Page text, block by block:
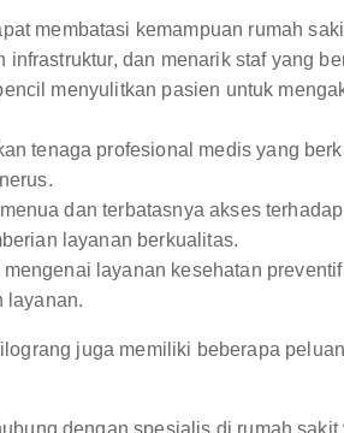
membatasi kemampuan rumah
dan menarik staf yang
menyulitkan pasien untuk
tenaga profesional medis yang
dan terbatasnya akses
layanan berkualitas.
layanan kesehatan
layanan.
juga memiliki beberapa
dengan spesialis di rumah